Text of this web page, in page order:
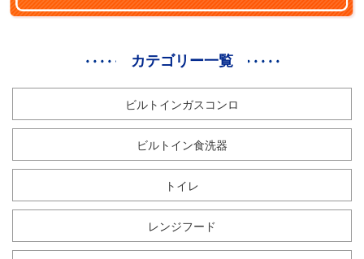
カテゴリー一覧
ビルトインガスコンロ
ビルトイン食洗器
トイレ
レンジフード